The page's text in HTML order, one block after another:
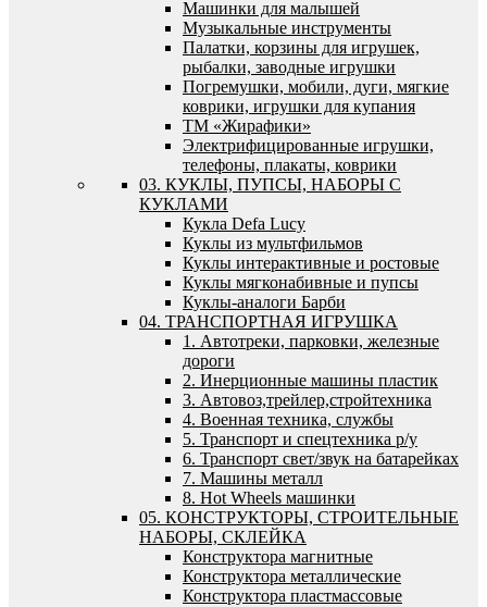
Машинки для малышей
Музыкальные инструменты
Палатки, корзины для игрушек,
рыбалки, заводные игрушки
Погремушки, мобили, дуги, мягкие
коврики, игрушки для купания
ТМ «Жирафики»
Электрифицированные игрушки,
телефоны, плакаты, коврики
03. КУКЛЫ, ПУПСЫ, НАБОРЫ С
КУКЛАМИ
Кукла Defa Lucy
Куклы из мультфильмов
Куклы интерактивные и ростовые
Куклы мягконабивные и пупсы
Куклы-аналоги Барби
04. ТРАНСПОРТНАЯ ИГРУШКА
1. Автотреки, парковки, железные
дороги
2. Инерционные машины пластик
3. Автовоз,трейлер,стройтехника
4. Военная техника, службы
5. Транспорт и спецтехника р/у
6. Транспорт свет/звук на батарейках
7. Машины металл
8. Hot Wheels машинки
05. КОНСТРУКТОРЫ, СТРОИТЕЛЬНЫЕ
НАБОРЫ, СКЛЕЙКА
Конструктора магнитные
Конструктора металлические
Конструктора пластмассовые